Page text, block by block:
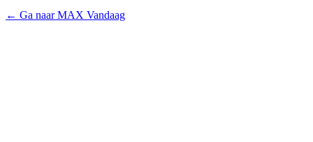
← Ga naar MAX Vandaag